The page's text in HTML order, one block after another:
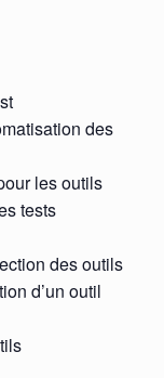
des
les outils
tests
des outils
d’un outil